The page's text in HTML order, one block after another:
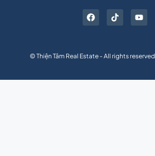
© Thiện Tâm Real Estate - All rights reserved